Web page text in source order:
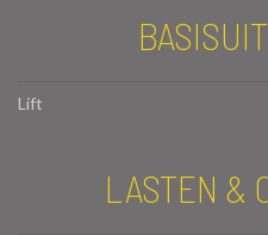
Lift
LASTEN &